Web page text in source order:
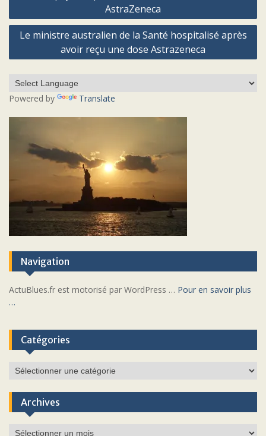
l’article
AstraZeneca
Le ministre australien de la Santé hospitalisé après
avoir reçu une dose Astrazeneca
Powered by Translate
Navigation
ActuBlues.fr est motorisé par WordPress … Pour en savoir plus
…
Catégories
Catégories
Archives
Archives